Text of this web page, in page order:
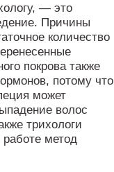
— это
Причины
количество
покрова также
потому что
может
волос
трихологи
метод